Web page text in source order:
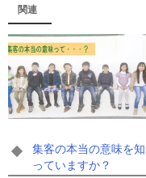
関連
集客の本当の意味を知
っていますか？